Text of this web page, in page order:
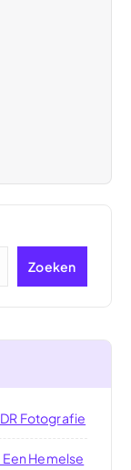
Zoeken
Fotografie
Hemelse